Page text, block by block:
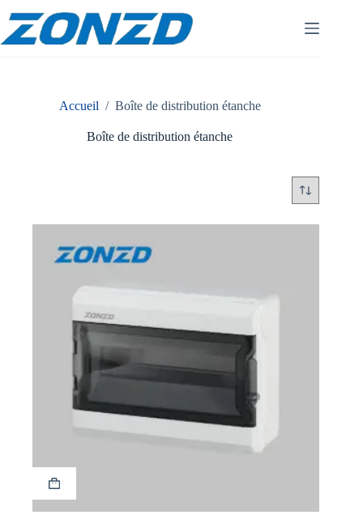
content
Accueil / Boîte de distribution étanche
Boîte de distribution étanche